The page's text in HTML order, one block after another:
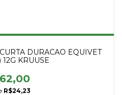
DURACAO EQUIVET
12G KRUUSE
R$24,23